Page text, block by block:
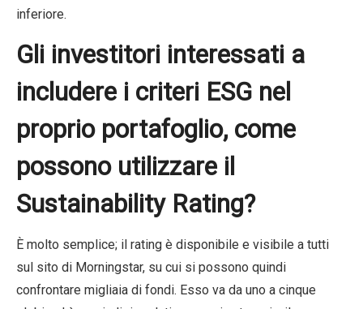
inferiore.
Gli investitori interessati a
includere i criteri ESG nel
proprio portafoglio, come
possono utilizzare il
Sustainability Rating?
È molto semplice; il rating è disponibile e visibile a tutti
sul sito di Morningstar, su cui si possono quindi
confrontare migliaia di fondi. Esso va da uno a cinque